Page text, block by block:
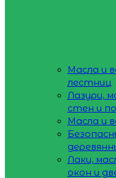
Масла и
лестниц
Лазури,
стен и
Масла и
Лаки,
окон и